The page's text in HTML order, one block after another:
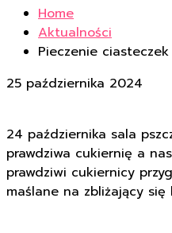
Home
Aktualności
Pieczenie ciasteczek
25 października 2024
24 października sala
prawdziwa cukiernię a
prawdziwi cukiernicy
maślane na zbliżający się